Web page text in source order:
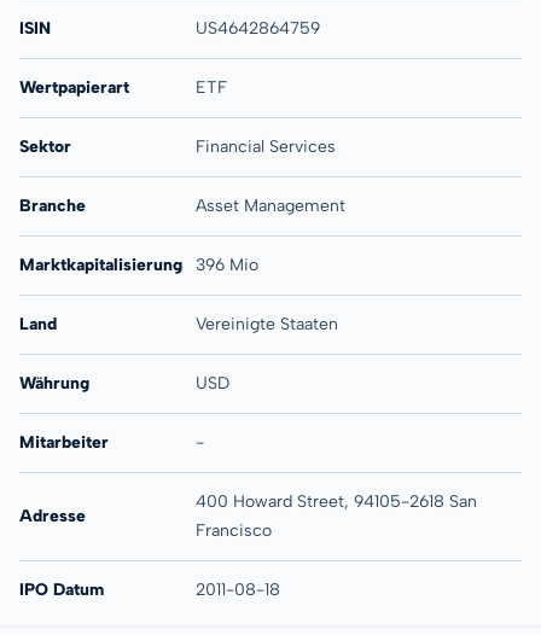
ISIN US4642864759
Wertpapierart ETF
Sektor Financial Services
Branche Asset Management
Marktkapitalisierung 396 Mio
Land Vereinigte Staaten
Währung USD
Mitarbeiter -
Adresse
400 Howard Street, 94105-2618 San
Francisco
IPO Datum 2011-08-18